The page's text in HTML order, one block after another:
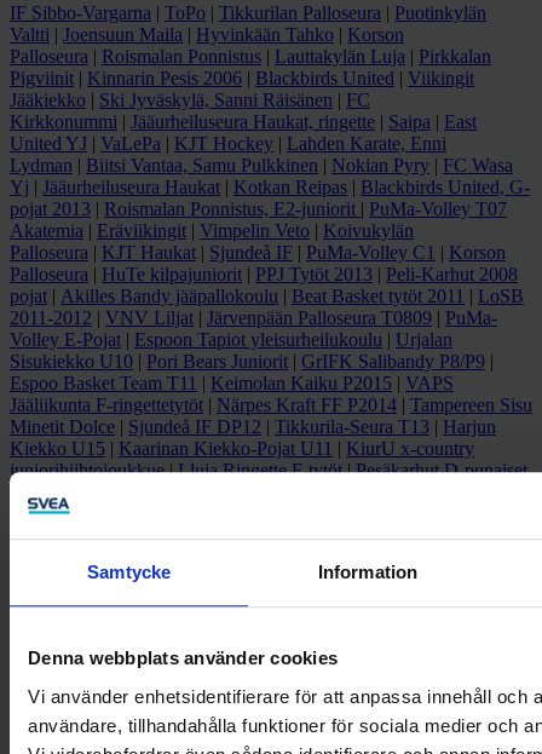
Samtycke Information
Denna webbplats använder cookies
Vi använder enhetsidentifierare för att anpassa innehåll och
användare, tillhandahålla funktioner för sociala medier och
IF Sibbo-Vargarna | ToPo | Tikkurilan Palloseura | Puotinkylän
Valtti | Joensuun Maila | Hyvinkään Tahko | Korson
Palloseura | Roismalan Ponnistus | Lauttakylän Luja | Pirkkalan
Pigviinit | Kinnarin Pesis 2006 | Blackbirds United | Viikingit
Jääkiekko | Ski Jyväskylä, Sanni Räisänen | FC
Kirkkonummi | Jääurheiluseura Haukat, ringette | Saipa | East
United YJ | VaLePa | KJT Hockey | Lahden Karate, Enni
Lydman | Biitsi Vantaa, Samu Pulkkinen | Nokian Pyry | FC Wasa
Yj | Jääurheiluseura Haukat | Kotkan Reipas | Blackbirds United, G-
pojat 2013 | Roismalan Ponnistus, E2-juniorit | PuMa-Volley T07
Akatemia | Eräviikingit | Vimpelin Veto | Koivukylän
Palloseura | KJT Haukat | Sjundeå IF | PuMa-Volley C1 | Korson
Palloseura | HuTe kilpajuniorit | PPJ Tytöt 2013 | Peli-Karhut 2008
pojat | Akilles Bandy jääpallokoulu | Beat Basket tytöt 2011 | LoSB
2011-2012 | VNV Liljat | Järvenpään Palloseura T0809 | PuMa-
Volley E-Pojat | Espoon Tapiot yleisurheilukoulu | Urjalan
Sisukiekko U10 | Pori Bears Juniorit | GrIFK Salibandy P8/P9 |
Espoo Basket Team T11 | Keimolan Kaiku P2015 | VAPS
Jääliikunta F-ringettetytöt | Närpes Kraft FF P2014 | Tampereen Sisu
Minetit Dolce | Sjundeå IF DP12 | Tikkurila-Seura T13 | Harjun
Kiekko U15 | Kaarinan Kiekko-Pojat U11 | KiurU x-country
juniorihiihtojoukkue|Lluja Ringette F-tytöt|Pesäkarhut D-punaiset
Ota yhteyttä
Kuluttajat
Facebook
Linkedin
Twitter